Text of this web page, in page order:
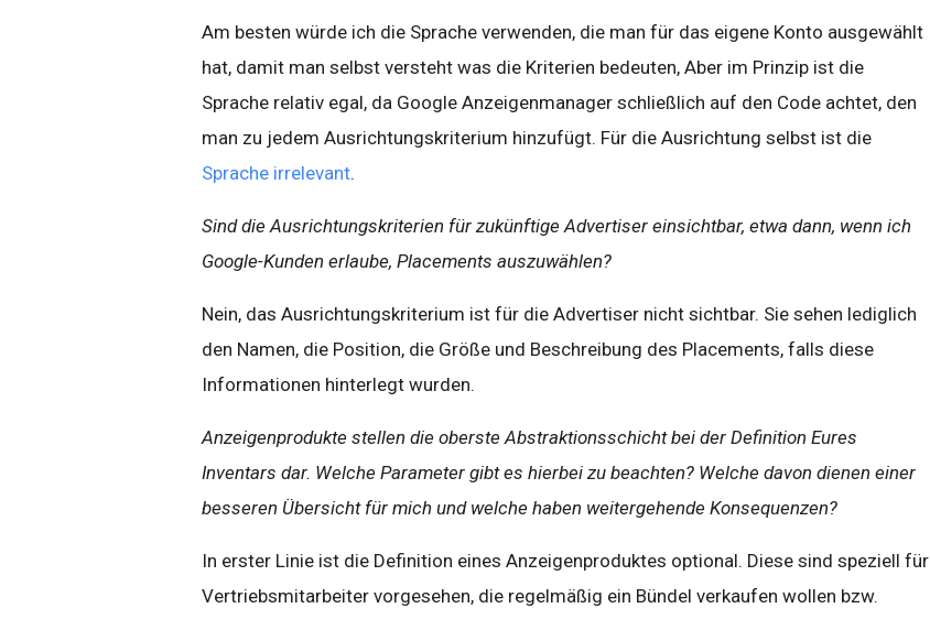
Am besten würde ich die Sprache verwenden, die man für das eigene Konto ausgewählt
hat, damit man selbst versteht was die Kriterien bedeuten, Aber im Prinzip ist die
Sprache relativ egal, da Google Anzeigenmanager schließlich auf den Code achtet, den
man zu jedem Ausrichtungskriterium hinzufügt. Für die Ausrichtung selbst ist die
Sprache irrelevant.
Sind die Ausrichtungskriterien für zukünftige Advertiser einsichtbar, etwa dann, wenn ich
Google-Kunden erlaube, Placements auszuwählen?
Nein, das Ausrichtungskriterium ist für die Advertiser nicht sichtbar. Sie sehen lediglich
den Namen, die Position, die Größe und Beschreibung des Placements, falls diese
Informationen hinterlegt wurden.
Anzeigenprodukte stellen die oberste Abstraktionsschicht bei der Definition Eures
Inventars dar. Welche Parameter gibt es hierbei zu beachten? Welche davon dienen einer
besseren Übersicht für mich und welche haben weitergehende Konsequenzen?
In erster Linie ist die Definition eines Anzeigenproduktes optional. Diese sind speziell für
Vertriebsmitarbeiter vorgesehen, die regelmäßig ein Bündel verkaufen wollen bzw.